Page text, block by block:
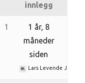
innlegg
1
1 år, 8
måneder
siden
Lars Levende